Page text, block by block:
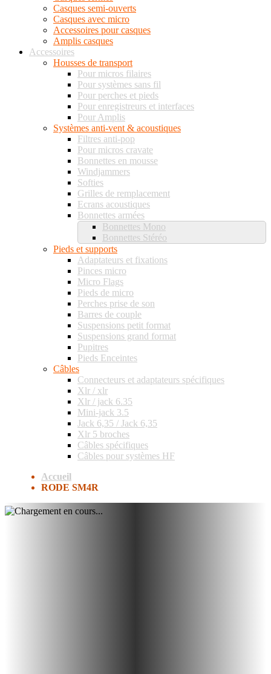
Casques semi-ouverts
Casques avec micro
Accessoires pour casques
Amplis casques
Accessoires
Housses de transport
Pour micros filaires
Pour systèmes sans fil
Pour perches et pieds
Pour enregistreurs et interfaces
Pour Amplis
Systèmes anti-vent & acoustiques
Filtres anti-pop
Pour micros cravate
Bonnettes en mousse
Windjammers
Softies
Grilles de remplacement
Ecrans acoustiques
Bonnettes armées
Bonnettes Mono
Bonnettes Stéréo
Pieds et supports
Adaptateurs et fixations
Pinces micro
Micro Flags
Pieds de micro
Perches prise de son
Barres de couple
Suspensions petit format
Suspensions grand format
Pupitres
Pieds Enceintes
Câbles
Connecteurs et adaptateurs spécifiques
Xlr / xlr
Xlr / jack 6.35
Mini-jack 3.5
Jack 6,35 / Jack 6,35
Xlr 5 broches
Câbles spécifiques
Câbles pour systèmes HF
Accueil
RODE SM4R